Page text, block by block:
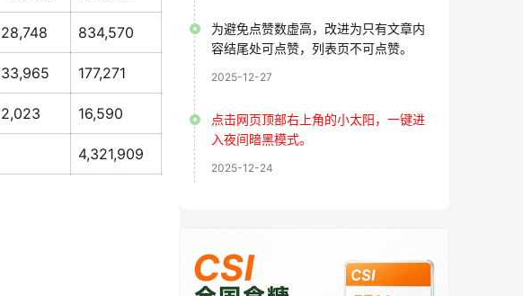
28,748 834,570
33,965 177,271
2,023 16,590
4,321,909
为避免点赞数虚高，改进为只有文章内
容结尾处可点赞，列表页不可点赞。
2025-12-27
点击网页顶部右上角的小太阳，一键进
入夜间暗黑模式。
2025-12-24